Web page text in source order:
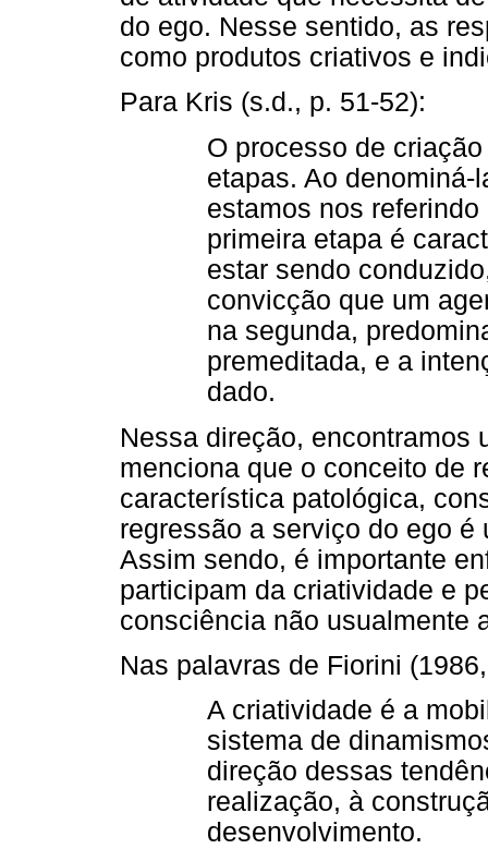
do ego. Nesse sentido, as
como produtos criativos e
Para Kris (s.d., p. 51-52):
O processo de
etapas. Ao
estamos nos
primeira etapa é
estar sendo
convicção que um
na segunda,
premeditada, e a
dado.
Nessa direção, encontramos
menciona que o conceito de
característica patológica,
regressão a serviço do ego
Assim sendo, é importante
participam da criatividade e
consciência não usualmente
Nas palavras de Fiorini
A criatividade é a
sistema de
direção dessas
realização, à
desenvolvimento.